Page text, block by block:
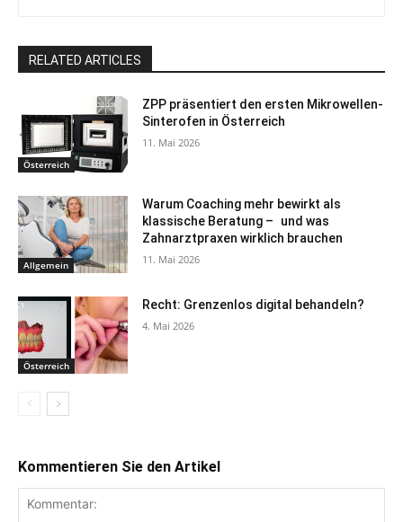
RELATED ARTICLES
Österreich
ZPP präsentiert den ersten Mikrowellen-
Sinterofen in Österreich
11. Mai 2026
Allgemein
Warum Coaching mehr bewirkt als
klassische Beratung – und was
Zahnarztpraxen wirklich brauchen
11. Mai 2026
Österreich
Recht: Grenzenlos digital behandeln?
4. Mai 2026
Kommentieren Sie den Artikel